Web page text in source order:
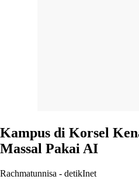
Kampus di Korsel
Massal Pakai AI
Rachmatunnisa - detikInet